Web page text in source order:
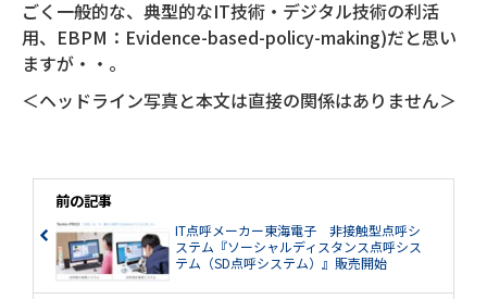
ごく一般的な、典型的なIT技術・デジタル技術の利活
用、EBPM：Evidence-based-policy-making)だと思い
ますが・・。
＜ヘッドライン写真と本文は直接の関係はありません＞
前の記事
IT点呼メーカー東海電子 非接触型点呼シ
ステム『ソーシャルディスタンス点呼シス
テム（SD点呼システム）』販売開始